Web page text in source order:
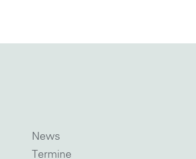
News
Termine